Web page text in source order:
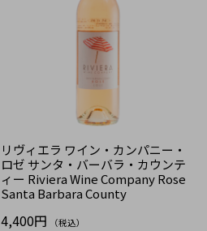
リヴィエラ ワイン・カンパニー・
ロゼ サンタ・バーバラ・カウンテ
ィー Riviera Wine Company Rose
Santa Barbara County
4,400円 （税込）